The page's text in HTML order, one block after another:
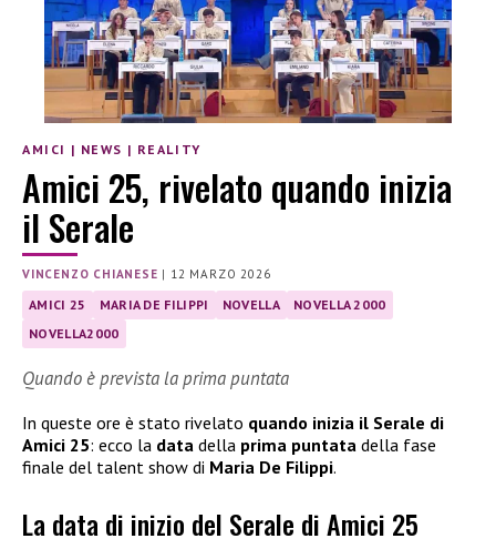
AMICI | NEWS | REALITY
Amici 25, rivelato quando inizia
il Serale
VINCENZO CHIANESE | 12 MARZO 2026
AMICI 25 MARIA DE FILIPPI NOVELLA
NOVELLA 2000
NOVELLA2000
Quando è prevista la prima puntata
In queste ore è stato rivelato quando inizia il Serale di
Amici 25: ecco la data della prima puntata della fase
finale del talent show di Maria De Filippi.
La data di inizio del Serale di Amici 25